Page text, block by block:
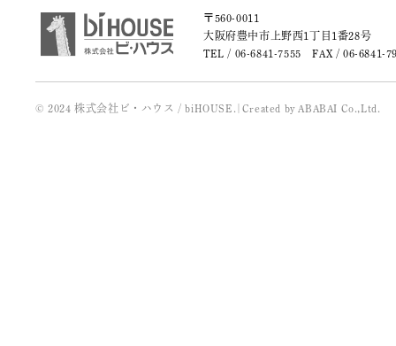
〒560-0011
大阪府豊中市上野西1丁目1番28号
TEL / 06-6841-7555 FAX / 06-6841-
© 2024 株式会社ビ・ハウス / biHOUSE. Created by ABABAI Co.,Ltd.